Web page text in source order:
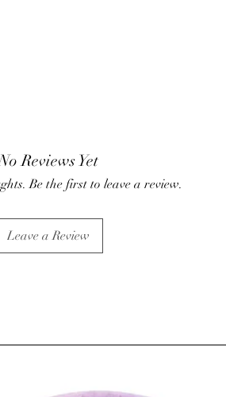
Reviews Yet
Be the first to leave a review.
Leave a Review